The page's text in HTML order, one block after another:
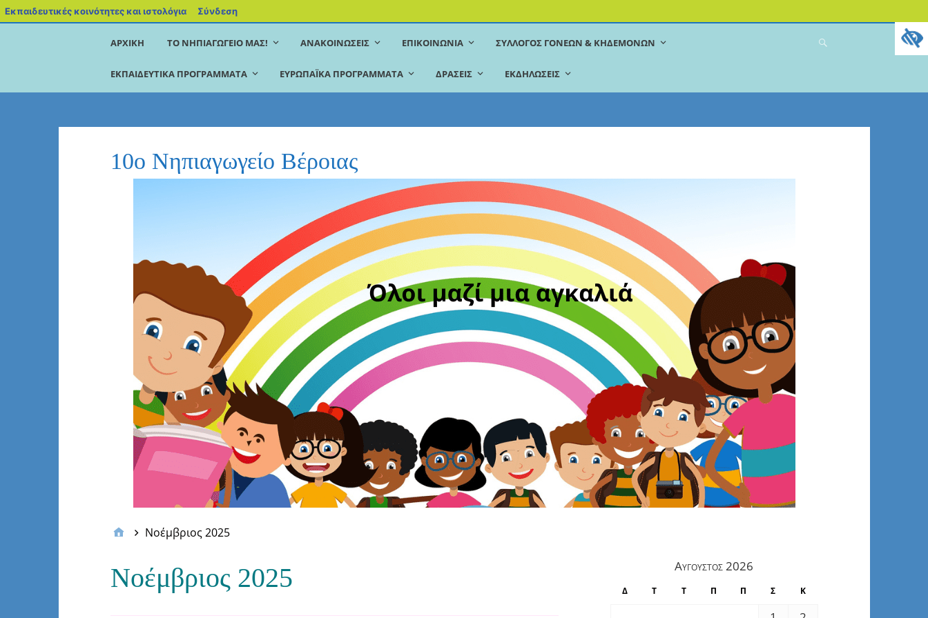
ΑΡΧΙΚΉ ΤΟ ΝΗΠΙΑΓΩΓΕΊΟ ΜΑΣ! ΑΝΑΚΟΙΝΏΣΕΙΣ ΕΠΙΚΟΙΝΩΝΊΑ ΣΎΛΛΟΓΟΣ ΓΟΝΈΩΝ & ΚΗΔΕΜΌΝΩΝ
ΕΚΠΑΙΔΕΥΤΙΚΆ ΠΡΟΓΡΆΜΜΑΤΑ ΕΥΡΩΠΑΪΚΆ ΠΡΟΓΡΆΜΜΑΤΑ ΔΡΆΣΕΙΣ ΕΚΔΗΛΏΣΕΙΣ
10ο Νηπιαγωγείο Βέροιας
Νοέμβριος 2025
Νοέμβριος 2025 Αύγουστος 2026
Δ Τ Τ Π Π Σ Κ
Εκπαιδευτικές κοινότητες και ιστολόγια Σύνδεση